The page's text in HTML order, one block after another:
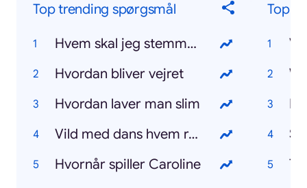
Top trending spørgsmål
Hvem skal jeg stemme på
Hvordan bliver vejret
Hvordan laver man slim
Vild med dans hvem røg ud
Hvornår spiller Caroline
Top